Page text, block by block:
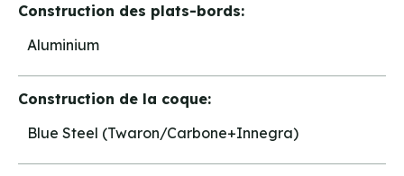
Construction des plats-bords:
Aluminium
Construction de la coque:
Blue Steel (Twaron/Carbone+Innegra)